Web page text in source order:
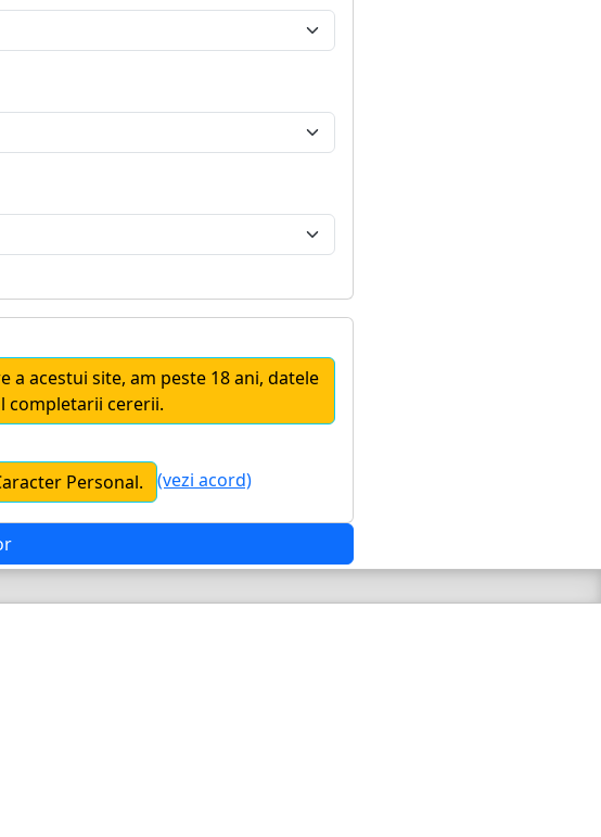
acestui site, am peste 18 ani, datele
completarii cererii.
Personal. (vezi acord)